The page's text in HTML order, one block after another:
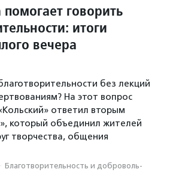
помогает говорить
итоги
вечера
без лекций
На этот вопрос
ответил вторым
который объединил жителей
творчества, общения
· Благотвори­тель­ность и доброволь­